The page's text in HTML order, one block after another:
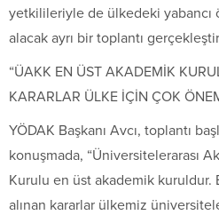
yetkilileriyle de ülkedeki yabancı
alacak ayrı bir toplantı
“ÜAKK EN ÜST AKADEMİK
KARARLAR ÜLKE İÇİN ÇOK
YÖDAK Başkanı Avcı, toplantı
konuşmada, “Üniversitelerarası
Kurulu en üst akademik kuruldur.
alınan kararlar ülkemiz